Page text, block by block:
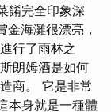
餚完全印象深
金海灘很漂亮，
行了雨林之
朗姆酒是如何
商。 它是非常
本身就是一種體